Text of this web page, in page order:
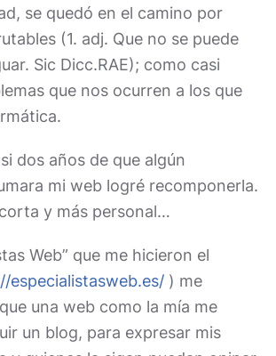
se quedó en el camino por
(1. adj. Que no se puede
Sic Dicc.RAE); como casi
que nos ocurren a los que
dos años de que algún
mi web logré recomponerla.
y más personal…
Web” que me hicieron el
especialistasweb.es/ ) me
una web como la mía me
un blog, para expresar mis